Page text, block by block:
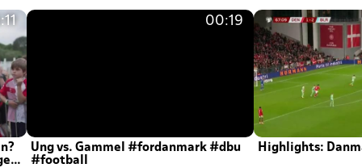
00:19
Ung vs. Gammel #fordanmark #dbu
#football
Highlights: